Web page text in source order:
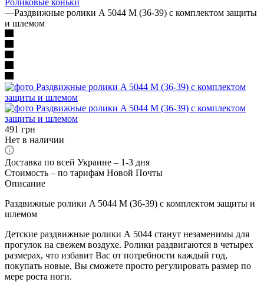
—Раздвижные ролики A 5044 M (36-39) с комплектом защиты
и шлемом
491 грн
Нет в наличии
Доставка по всей Украине – 1-3 дня
Стоимость – по тарифам Новой Почты
Описание
Раздвижные ролики A 5044 M (36-39) с комплектом защиты и
шлемом
Детские раздвижные ролики А 5044 станут незаменимы для
прогулок на свежем воздухе. Ролики раздвигаются в четырех
размерах, что избавит Вас от потребности каждый год,
покупать новые, Вы сможете просто регулировать размер по
мере роста ноги.